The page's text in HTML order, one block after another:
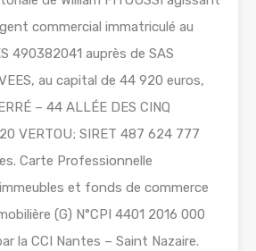
commercial immatriculé au
490382041 auprès de SAS
au capital de 44 920 euros,
– 44 ALLÉE DES CINQ
VERTOU; SIRET 487 624 777
Carte Professionnelle
et fonds de commerce
(G) N°CPI 4401 2016 000
la CCI Nantes – Saint Nazaire.